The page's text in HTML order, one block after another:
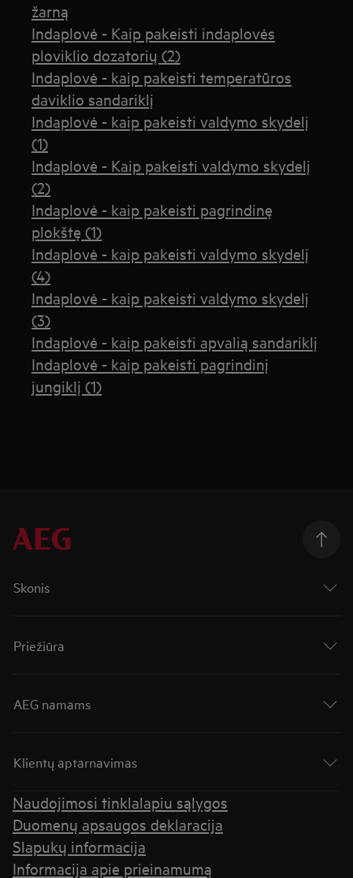
žarną
Indaplovė - Kaip pakeisti indaplovės
ploviklio dozatorių (2)
Indaplovė - kaip pakeisti temperatūros
daviklio sandariklį
Indaplovė - kaip pakeisti valdymo skydelį
(1)
Indaplovė - Kaip pakeisti valdymo skydelį
(2)
Indaplovė - kaip pakeisti pagrindinę
plokštę (1)
Indaplovė - kaip pakeisti valdymo skydelį
(4)
Indaplovė - kaip pakeisti valdymo skydelį
(3)
Indaplovė - kaip pakeisti apvalią sandariklį
Indaplovė - kaip pakeisti pagrindinį
jungiklį (1)
Skonis
Priežiūra
AEG namams
Klientų aptarnavimas
Naudojimosi tinklalapiu sąlygos
Duomenų apsaugos deklaracija
Slapukų informacija
Informacija apie prieinamumą